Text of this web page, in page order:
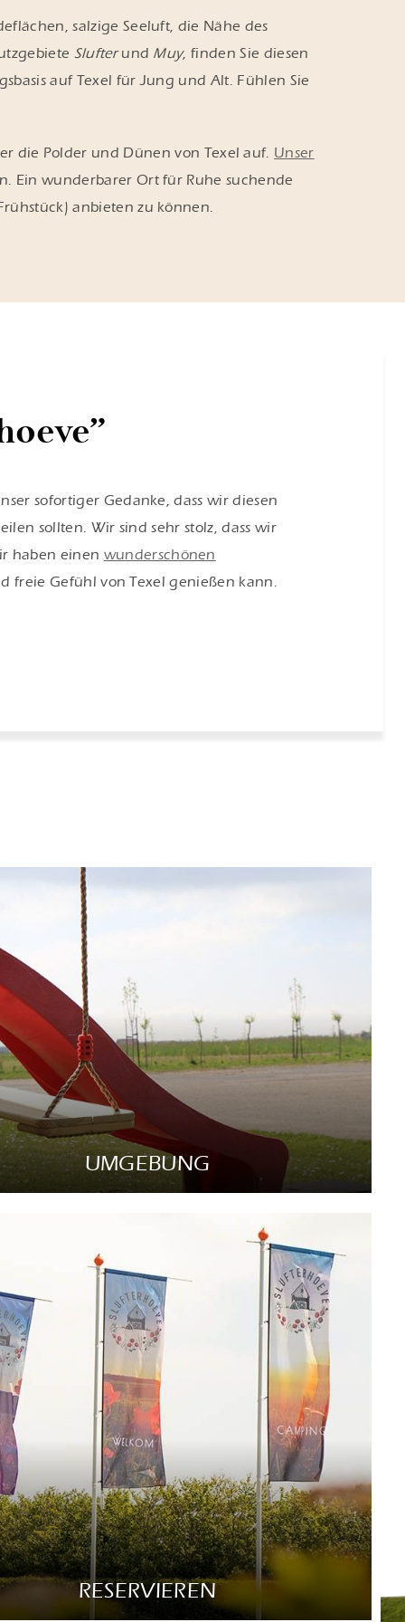
salzige Seeluft, die Nähe des
Slufterund Muy, finden Sie diesen
auf Texel für Jung und Alt. Fühlen Sie
die Polder und Dünen von Texel auf. Unser
Ein wunderbarer Ort für Ruhe suchende
anbieten zu können.
sofortiger Gedanke, dass wir diesen
sollten. Wir sind sehr stolz, dass wir
haben einen wunderschönen
freie Gefühl von Texel genießen kann.
UMGEBUNG
RESERVIEREN